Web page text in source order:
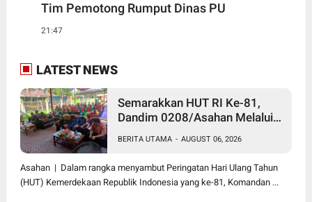
Tim Pemotong Rumput Dinas PU
21:47
LATEST NEWS
Semarakkan HUT RI Ke-81,
Dandim 0208/Asahan Melalui
Darah di Kantor Kemenag
Asahan
BERITA UTAMA - AUGUST 06, 2026
Asahan | Dalam rangka menyambut Peringatan Hari Ulang Tahun
(HUT) Kemerdekaan Republik Indonesia yang ke-81, Komandan ...